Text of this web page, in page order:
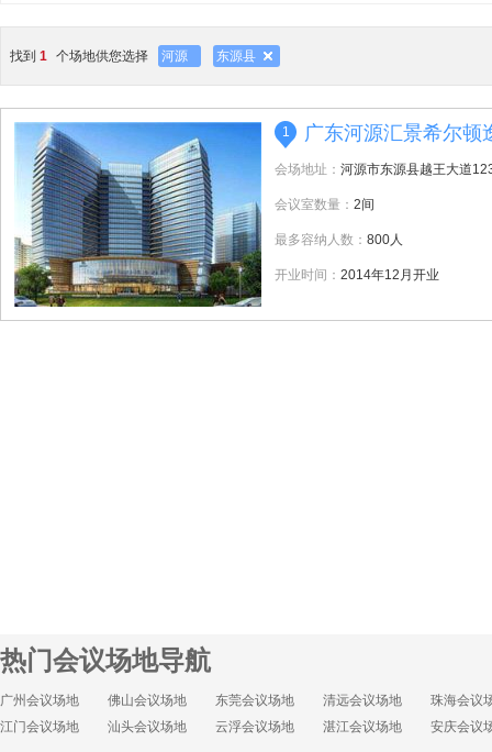
找到 1 个场地供您选择 河源 东源县
1 广东河源汇景希尔顿
会场地址： 河源市东源县越王大道
会议室数量： 2间
最多容纳人数： 800人
开业时间： 2014年12月开业
热门会议场地导航
广州会议场地 佛山会议场地 东莞会议场地 清远会议场地
珠海会议
江门会议场地
汕头会议场地 云浮会议场地 湛江会议场地 安庆会议